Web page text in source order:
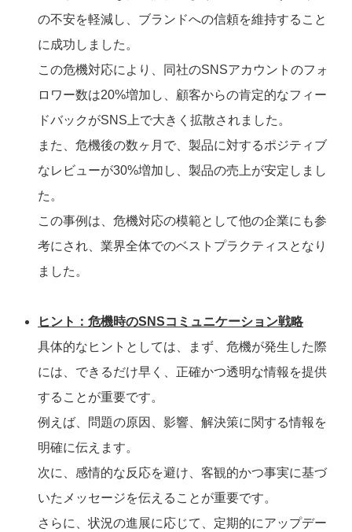
の不安を軽減し、ブランドへの信頼を維持すること
に成功しました。
この危機対応により、同社のSNSアカウントのフォ
ロワー数は20%増加し、顧客からの肯定的なフィー
ドバックがSNS上で大きく拡散されました。
また、危機後の数ヶ月で、製品に対するポジティブ
なレビューが30%増加し、製品の売上が安定しまし
た。
この事例は、危機対応の模範として他の企業にも参
考にされ、業界全体でのベストプラクティスとなり
ました。
ヒント：危機時のSNSコミュニケーション戦略
具体的なヒントとしては、まず、危機が発生した際
には、できるだけ早く、正確かつ透明な情報を提供
することが重要です。
例えば、問題の原因、影響、解決策に関する情報を
明確に伝えます。
次に、感情的な反応を避け、客観的かつ事実に基づ
いたメッセージを伝えることが重要です。
さらに、状況の進展に応じて、定期的にアップデー